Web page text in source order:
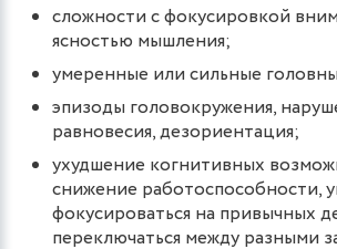
сложности с фокусировкой
ясностью мышления;
умеренные или сильные
эпизоды головокружения,
равновесия, дезориентация;
ухудшение когнитивных
снижение работоспособности,
фокусироваться на привычных
переключаться между разными